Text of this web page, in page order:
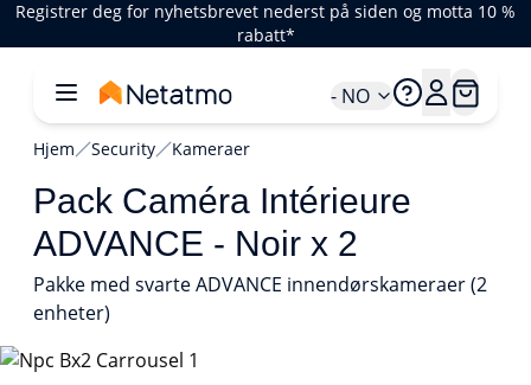
Registrer deg for nyhetsbrevet nederst på siden og motta 10 %
rabatt*
- NO
Hjem Security Kameraer
Pack Caméra Intérieure
ADVANCE - Noir x 2
Pakke med svarte ADVANCE innendørskameraer (2
enheter)